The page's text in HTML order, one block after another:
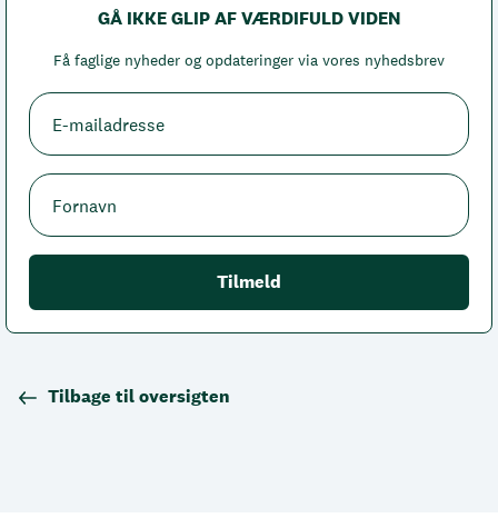
GÅ IKKE GLIP AF VÆRDIFULD VIDEN
Få faglige nyheder og opdateringer via vores nyhedsbrev
Tilbage til oversigten